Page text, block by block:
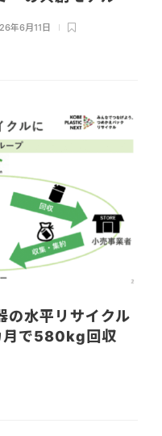
年6月11日
の水平リサイクル
月で580kg回収